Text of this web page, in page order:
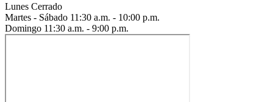
Lunes Cerrado
Martes - Sábado 11:30 a.m. - 10:00 p.m.
Domingo 11:30 a.m. - 9:00 p.m.